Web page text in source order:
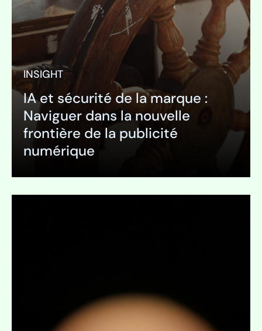
INSIGHT
IA et sécurité de la marque :
Naviguer dans la nouvelle
frontière de la publicité
numérique